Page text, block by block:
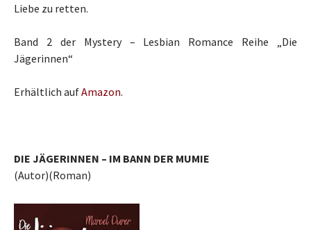
Liebe zu retten.
Band 2 der Mystery – Lesbian Romance Reihe „Die
Jägerinnen“
Erhältlich aufAmazon.
DIE JÄGERINNEN – IM BANN DER MUMIE
(Autor)(Roman)